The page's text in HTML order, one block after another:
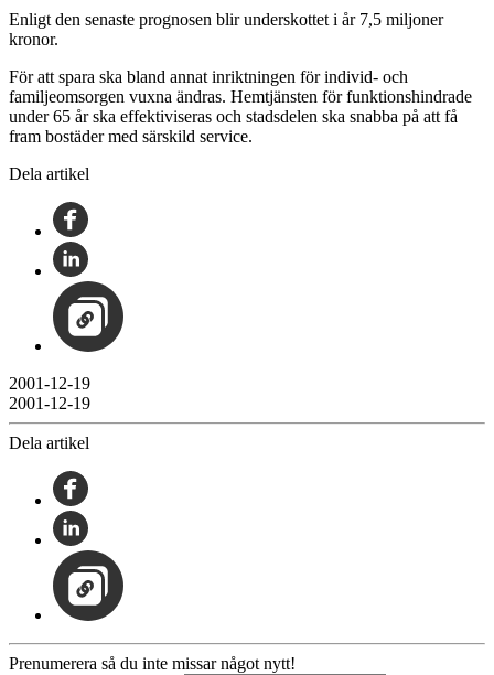
Enligt den senaste prognosen blir underskottet i år 7,5 miljoner
kronor.
För att spara ska bland annat inriktningen för individ- och
familjeomsorgen vuxna ändras. Hemtjänsten för funktionshindrade
under 65 år ska effektiviseras och stadsdelen ska snabba på att få
fram bostäder med särskild service.
Dela artikel
2001-12-19
2001-12-19
Dela artikel
Prenumerera så du inte missar något nytt!